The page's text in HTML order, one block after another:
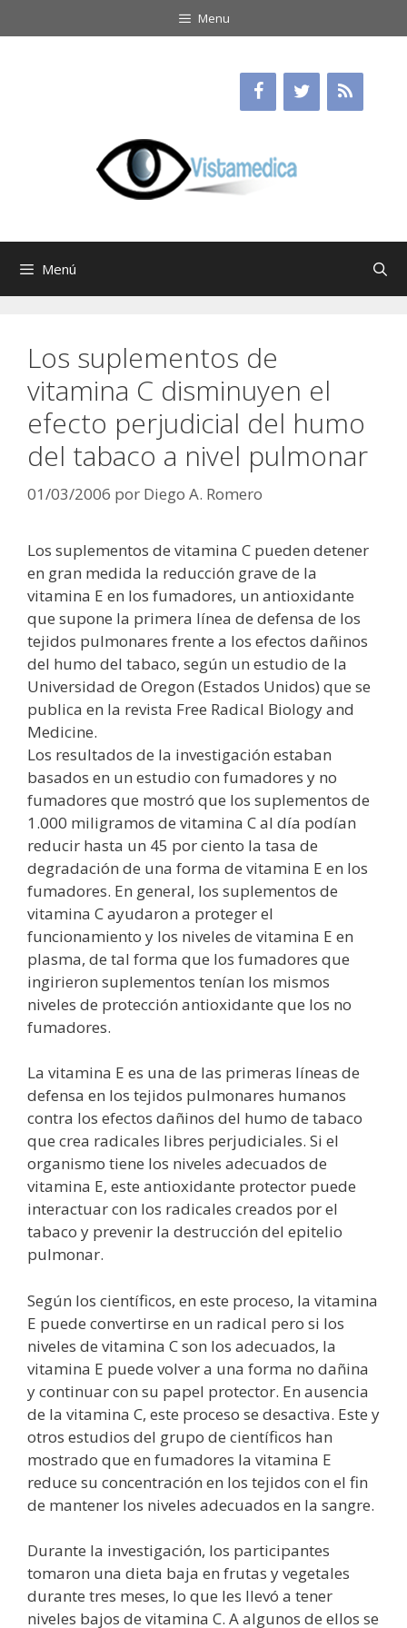
al
Menu
Menú
Los suplementos de
vitamina C disminuyen el
efecto perjudicial del humo
del tabaco a nivel pulmonar
01/03/2006 por Diego A. Romero
Los suplementos de vitamina C pueden detener
en gran medida la reducción grave de la
vitamina E en los fumadores, un antioxidante
que supone la primera línea de defensa de los
tejidos pulmonares frente a los efectos dañinos
del humo del tabaco, según un estudio de la
Universidad de Oregon (Estados Unidos) que se
publica en la revista Free Radical Biology and
Medicine.
Los resultados de la investigación estaban
basados en un estudio con fumadores y no
fumadores que mostró que los suplementos de
1.000 miligramos de vitamina C al día podían
reducir hasta un 45 por ciento la tasa de
degradación de una forma de vitamina E en los
fumadores. En general, los suplementos de
vitamina C ayudaron a proteger el
funcionamiento y los niveles de vitamina E en
plasma, de tal forma que los fumadores que
ingirieron suplementos tenían los mismos
niveles de protección antioxidante que los no
fumadores.
La vitamina E es una de las primeras líneas de
defensa en los tejidos pulmonares humanos
contra los efectos dañinos del humo de tabaco
que crea radicales libres perjudiciales. Si el
organismo tiene los niveles adecuados de
vitamina E, este antioxidante protector puede
interactuar con los radicales creados por el
tabaco y prevenir la destrucción del epitelio
pulmonar.
Según los científicos, en este proceso, la vitamina
E puede convertirse en un radical pero si los
niveles de vitamina C son los adecuados, la
vitamina E puede volver a una forma no dañina
y continuar con su papel protector. En ausencia
de la vitamina C, este proceso se desactiva. Este y
otros estudios del grupo de científicos han
mostrado que en fumadores la vitamina E
reduce su concentración en los tejidos con el fin
de mantener los niveles adecuados en la sangre.
Durante la investigación, los participantes
tomaron una dieta baja en frutas y vegetales
durante tres meses, lo que les llevó a tener
niveles bajos de vitamina C. A algunos de ellos se